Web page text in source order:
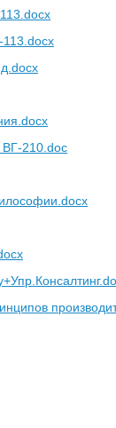
210.doc